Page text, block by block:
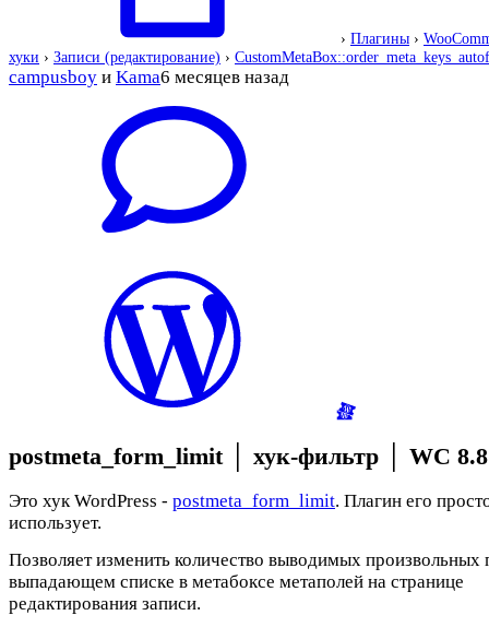
› Плагины ›
хуки › Записи (редактирование) ›
campusboy и Kama6 месяцев назад
postmeta_form_limit│ хук-фильтр WC
Это хук WordPress - postmeta_form_limit. Плагин его
использует.
Позволяет изменить количество выводимых произвольных
выпадающем списке в метабоксе метаполей на странице
редактирования записи.